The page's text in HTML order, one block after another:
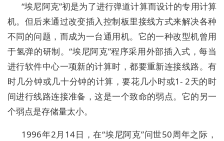
“埃尼阿克”初是为了进行弹道计算而设计的专用计算
机。但后来通过改变插入控制板里接线方式来解决各种
不同的问题，而成为一台通用机。它的一种改型机曾用
于氢弹的研制。“埃尼阿克”程序采用外部插入式，每当
进行软件中心一项新的计算时，都要重新连接线路。有
时几分钟或几十分钟的计算，要花几小时或1- 2天的时
间进行线路连接准备，这是一个致命的弱点。它的另一
个弱点是存储量太小。
1996年2月14日，在“埃尼阿克”问世50周年之际，